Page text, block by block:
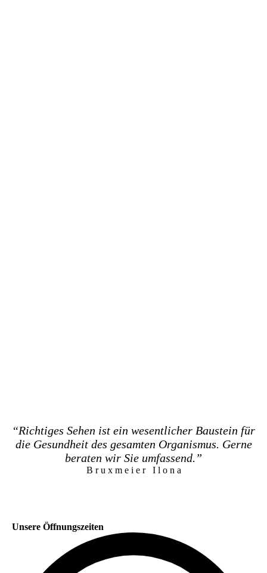
“Richtiges Sehen ist ein wesentlicher Baustein für
die Gesundheit des gesamten Organismus. Gerne
beraten wir Sie umfassend.”
B r u x m e i e r I l o n a
Unsere Öffnungszeiten